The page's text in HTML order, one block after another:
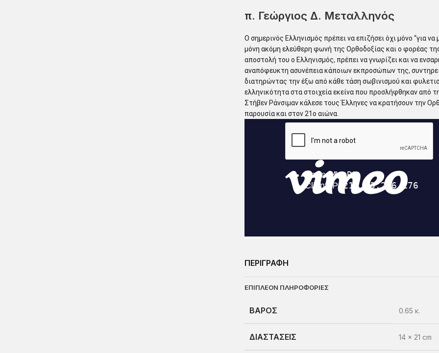
π. Γεώργιος Δ. Μεταλληνός
Ο σημερινός Ελληνισμός πρέπει να επιζήσει όχι μόνο “για
μόνη ακόμη ελεύθερη φωνή της Ορθοδοξίας και ο φορέας
αποστολή του ο Ελληνισμός, πρέπει να γνωρίζει και να
αναπόφευκτη ασυνέπεια κάποιων εκπροσώπων της,
διατηρώντας την έξω από κάθε τάση σωβινισμού και
ελληνικότητα στα στοιχεία εκείνα που προσλήφθηκαν από
Στήβεν Ράνσιμαν κάλεσε τους Έλληνες να κρατήσουν την
παρουσία και στον 21ο αιώνα.
ΠΕΡΙΓΡΑΦΗ
ΕΠΙΠΛΈΟΝ ΠΛΗΡΟΦΟΡΊΕΣ
ΒΆΡΟΣ 0.65 κ.
ΔΙΑΣΤΆΣΕΙΣ 14 × 21 cm